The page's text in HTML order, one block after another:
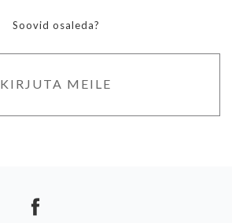
Soovid osaleda?
KIRJUTA MEILE